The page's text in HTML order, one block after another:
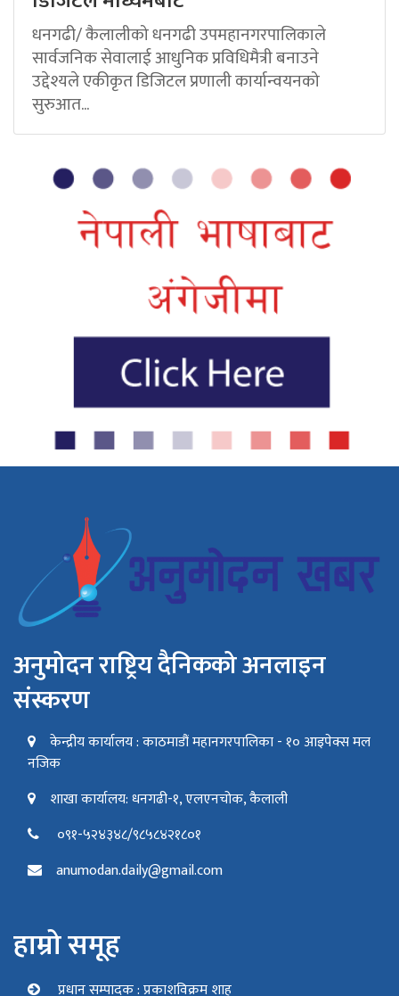
धनगढी/ कैलालीको धनगढी उपमहानगरपालिकाले
सार्वजनिक सेवालाई आधुनिक प्रविधिमैत्री बनाउने
उद्देश्यले एकीकृत डिजिटल प्रणाली कार्यान्वयनको
सुरुआत...
अनुमोदन राष्ट्रिय दैनिकको अनलाइन
संस्करण
केन्द्रीय कार्यालय : काठमाडौं महानगरपालिका - १० आइपेक्स मल
नजिक
शाखा कार्यालय: धनगढी-१, एलएनचोक, कैलाली
०९१-५२४३४८/९८५८४२१८०१
anumodan.daily@gmail.com
हाम्रो समूह
प्रधान सम्पादक : प्रकाशविक्रम शाह